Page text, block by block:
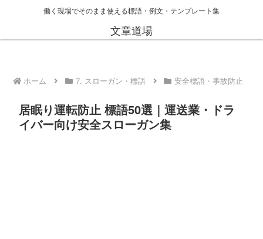
働く現場でそのまま使える標語・例文・テンプレート集
文章道場
ホーム 7. スローガン・標語 安全標語・事故防止
居眠り運転防止 標語50選｜運送業・ドラ
イバー向け安全スローガン集